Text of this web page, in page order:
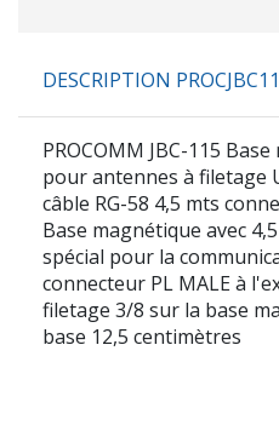
DESCRIPTION
PROCOMM JBC-115
pour antennes à filetage
câble RG-58 4,5 mts
Base magnétique avec
spécial pour la
connecteur PL MALE à
filetage 3/8 sur la base
base 12,5 centimètres